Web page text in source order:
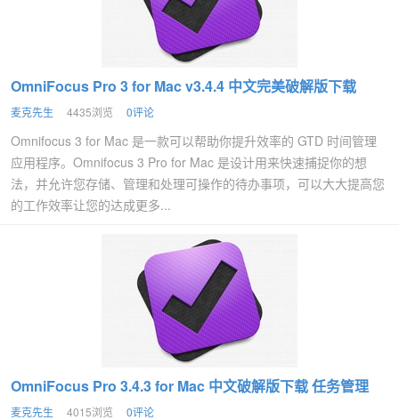
OmniFocus Pro 3 for Mac v3.4.4 中文完美破解版下载
麦克先生 4435浏览 0评论
Omnifocus 3 for Mac 是一款可以帮助你提升效率的 GTD 时间管理
应用程序。Omnifocus 3 Pro for Mac 是设计用来快速捕捉你的想
法，并允许您存储、管理和处理可操作的待办事项，可以大大提高您
的工作效率让您的达成更多...
OmniFocus Pro 3.4.3 for Mac 中文破解版下载 任务管理
麦克先生 4015浏览 0评论